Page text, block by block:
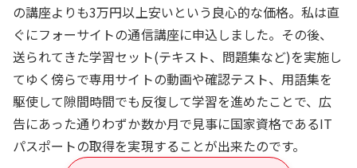
の講座よりも3万円以上安いという良心的な価格。私は直
ぐにフォーサイトの通信講座に申込しました。その後、
送られてきた学習セット(テキスト、問題集など)を実施し
てゆく傍らで専用サイトの動画や確認テスト、用語集を
駆使して隙間時間でも反復して学習を進めたことで、広
告にあった通りわずか数か月で見事に国家資格であるIT
パスポートの取得を実現することが出来たのです。